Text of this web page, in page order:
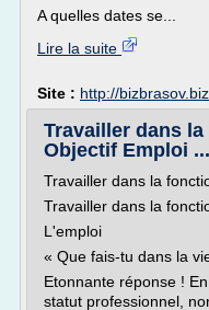
A quelles dates se...
Lire la suite
Site : http://bizbrasov.biz
Travailler dans la
Objectif Emploi ...
Travailler dans la
Travailler dans la
L'emploi
« Que fais-tu dans la
Etonnante réponse !
statut professionnel,